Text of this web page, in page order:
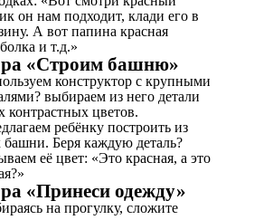
он нам подходит, клади его в
А вот папина красная
и т.д.»
«Строим башню»
конструктор с крупными
выбираем из него детали
контрастных цветов.
ребёнку построить из
башни. Беря каждую деталь?
её цвет: «Это красная, а это
«Принеси одежду»
на прогулку, сложите